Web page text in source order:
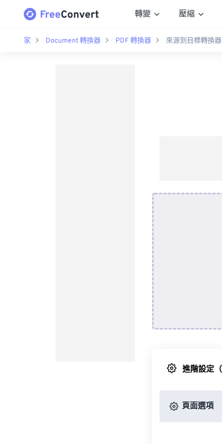
轉變 壓縮
家 Document 轉換器 PDF 轉換器 來源到目標轉換器
進階設定
頁面選項